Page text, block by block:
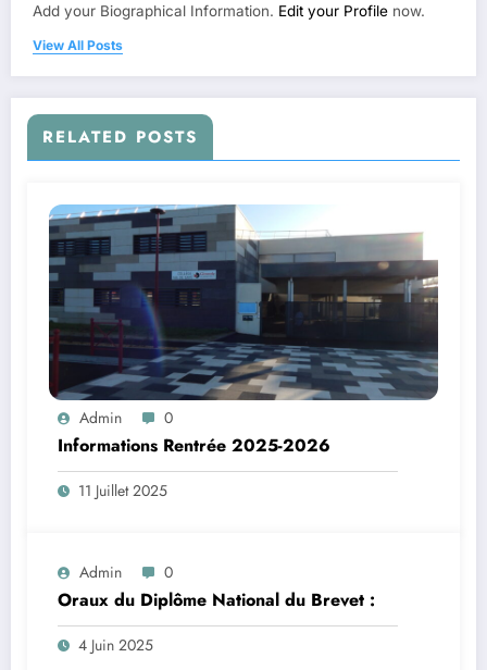
Add your Biographical Information. Edit your Profile now.
View All Posts
RELATED POSTS
Admin 0
Informations Rentrée 2025-2026
11 Juillet 2025
Admin 0
Oraux du Diplôme National du Brevet :
4 Juin 2025